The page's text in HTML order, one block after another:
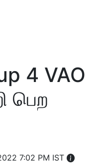
4 VAO
பெற
7:02 PM IST